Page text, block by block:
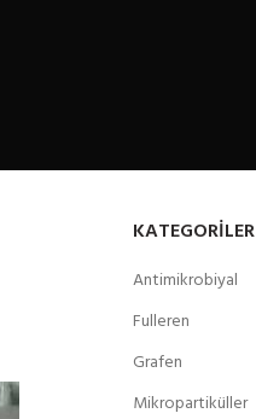
KATEGORILER
Antimikrobiyal
Fulleren
Grafen
Mikropartiküller